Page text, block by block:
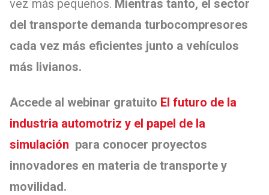
vez más pequeños. Mientras tanto, el sector
del transporte demanda turbocompresores
cada vez más eficientes junto a vehículos
más livianos.
Accede al webinar gratuito El futuro de la
industria automotriz y el papel de la
simulación para conocer proyectos
innovadores en materia de transporte y
movilidad.